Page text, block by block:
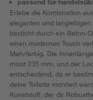
passend für
Erlebe die Kombination
eleganten und
besticht durch ein Beton-
einen modernen Touch
Mehrfarbig. Die
misst 235 mm, und der
entscheidend, da er
deine Toilette montiert
Kunststoff, der dir